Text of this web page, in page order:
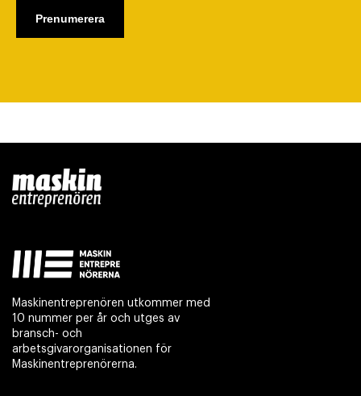
Maskinentreprenören utkommer med
10 nummer per år och utges av
bransch- och
arbetsgivarorganisationen för
Maskinentreprenörerna.